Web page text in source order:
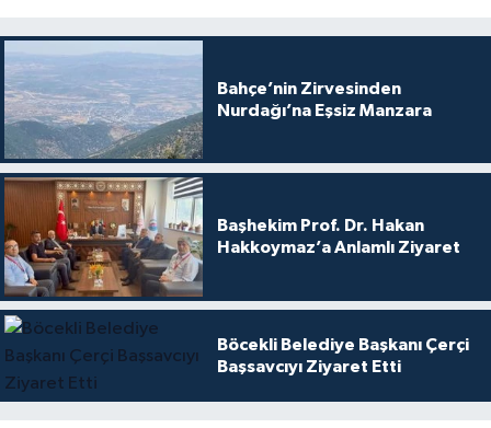
Bahçe’nin Zirvesinden
Nurdağı’na Eşsiz Manzara
Başhekim Prof. Dr. Hakan
Hakkoymaz’a Anlamlı Ziyaret
Böcekli Belediye Başkanı Çerçi
Başsavcıyı Ziyaret Etti